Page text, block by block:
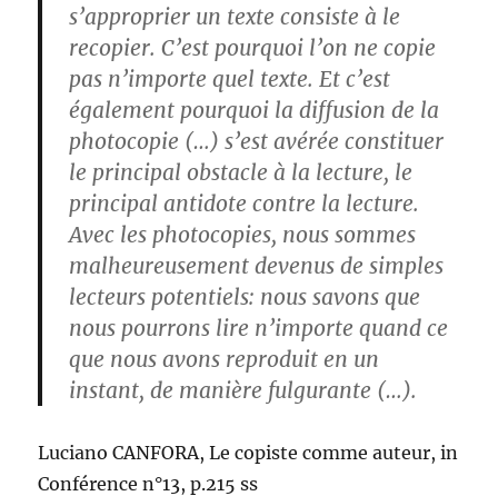
s’approprier un texte consiste à le
recopier. C’est pourquoi l’on ne copie
pas n’importe quel texte. Et c’est
également pourquoi la diffusion de la
photocopie (…) s’est avérée constituer
le principal obstacle à la lecture, le
principal antidote contre la lecture.
Avec les photocopies, nous sommes
malheureusement devenus de simples
lecteurs potentiels: nous savons que
nous pourrons lire n’importe quand ce
que nous avons reproduit en un
instant, de manière fulgurante (…).
Luciano CANFORA, Le copiste comme auteur, in
Conférence n°13, p.215 ss